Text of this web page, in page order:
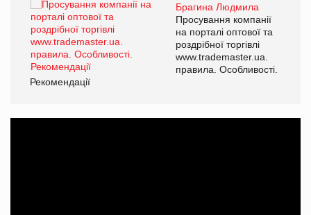
Брагина Людмила
Просування компанії
на порталі оптової та
роздрібної торгівлі
www.trademaster.ua.
правила. Особливості.
Рекомендації